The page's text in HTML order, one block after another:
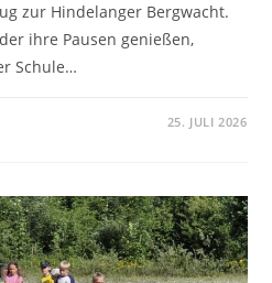
zur Hindelanger Bergwacht.
ihre Pausen genießen,
Schule…
25. JULI 2026